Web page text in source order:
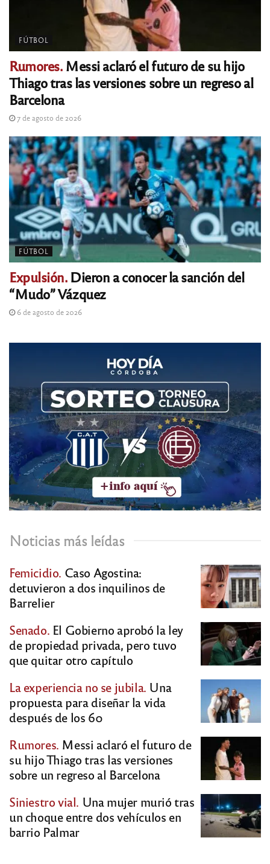
FÚTBOL
Rumores.Messi aclaró el futuro de su hijo
Thiago tras las versiones sobre un regreso al
Barcelona
7 de agosto de 2026
FÚTBOL
Expulsión.Dieron a conocer la sanción del
“Mudo” Vázquez
6 de agosto de 2026
Noticias más leídas
Femicidio. Caso Agostina:
detuvieron a dos inquilinos de
Barrelier
Senado. El Gobierno aprobó la ley
de propiedad privada, pero tuvo
que quitar otro capítulo
La experiencia no se jubila. Una
propuesta para diseñar la vida
después de los 60
Rumores. Messi aclaró el futuro de
su hijo Thiago tras las versiones
sobre un regreso al Barcelona
Siniestro vial. Una mujer murió tras
un choque entre dos vehículos en
barrio Palmar